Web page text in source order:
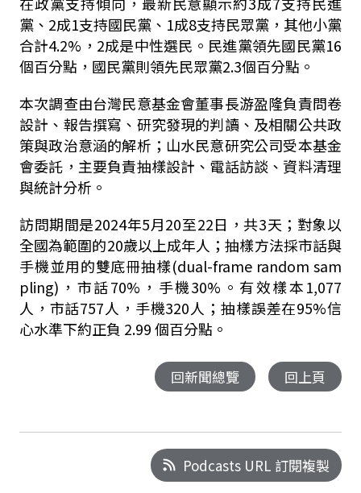
黨、2成1支持國民黨、1成8支持民眾黨，其他小黨
合計4.2%，2成是中性選民。民進黨領先國民黨16
個百分點，國民黨則領先民眾黨2.3個百分點。
本次調查由台灣民意基金會董事長游盈隆負責問卷
設計、報告撰寫、研究發現的判讀、及相關公共政
策與政治意涵的解析；山水民意研究公司受本基金
會委託，主要負責抽樣設計、電話訪談、資料清理
與統計分析。
訪問期間是2024年5月20至22日，共3天；對象以
全國為範圍的20歲以上成年人；抽樣方法採市話與
手機並用的雙底冊抽樣(dual-frame random sam
pling)，市話70%，手機30%。有效樣本1,077
人，市話757人，手機320人；抽樣誤差在95%信
心水準下約正負 2.99 個百分點。
回新聞總覽 回上頁
Podcasts URL 訂閱複製